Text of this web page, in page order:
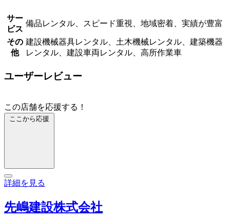
サー
ビス
備品レンタル、スピード重視、地域密着、実績が豊富
その
他
建設機械器具レンタル、土木機械レンタル、建築機器
レンタル、建設車両レンタル、高所作業車
ユーザーレビュー
この店舗を応援する！
ここから応援
詳細を見る
先嶋建設株式会社